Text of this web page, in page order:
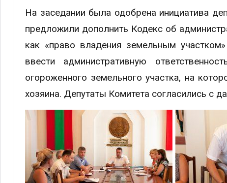
На заседании была одобрена инициатива
предложили дополнить Кодекс об
как «право владения земельным
ввести административную
огороженного земельного участка, на
хозяина. Депутаты Комитета согласились с